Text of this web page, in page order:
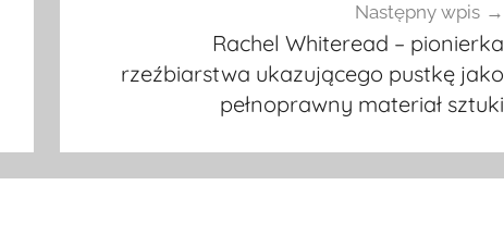
Następny wpis
Rachel Whiteread – pionierka
rzeźbiarstwa ukazującego pustkę jako
pełnoprawny materiał sztuki